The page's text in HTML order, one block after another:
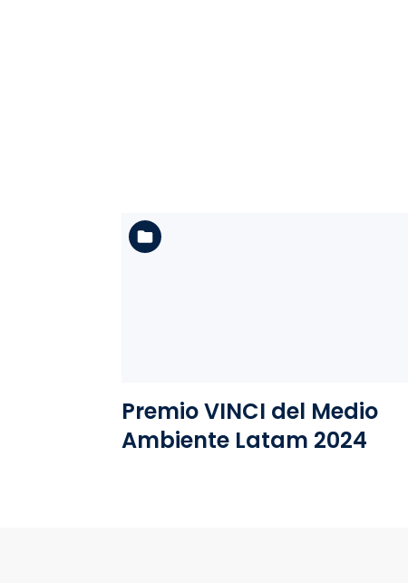
Premio VINCI del Medio
Ambiente Latam 2024